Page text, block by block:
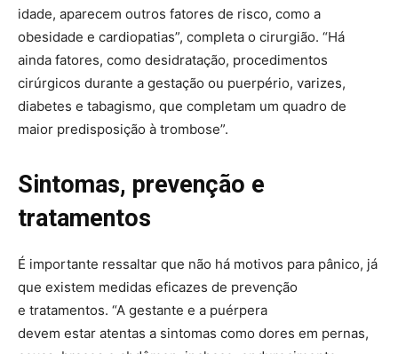
idade, aparecem outros fatores de risco, como a
obesidade e cardiopatias”, completa o cirurgião. “Há
ainda fatores, como desidratação, procedimentos
cirúrgicos durante a gestação ou puerpério, varizes,
diabetes e tabagismo, que completam um quadro de
maior predisposição à trombose”.
Sintomas, prevenção e
tratamentos
É importante ressaltar que não há motivos para pânico, já
que existem medidas eficazes de prevenção
e tratamentos. “A gestante e a puérpera
devem estar atentas a sintomas como dores em pernas,